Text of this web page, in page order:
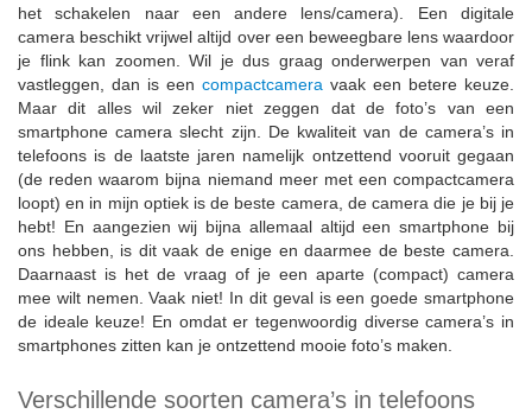
het schakelen naar een andere lens/camera). Een digitale
camera beschikt vrijwel altijd over een beweegbare lens waardoor
je flink kan zoomen. Wil je dus graag onderwerpen van veraf
vastleggen, dan is een compactcamera vaak een betere keuze.
Maar dit alles wil zeker niet zeggen dat de foto’s van een
smartphone camera slecht zijn. De kwaliteit van de camera’s in
telefoons is de laatste jaren namelijk ontzettend vooruit gegaan
(de reden waarom bijna niemand meer met een compactcamera
loopt) en in mijn optiek is de beste camera, de camera die je bij je
hebt! En aangezien wij bijna allemaal altijd een smartphone bij
ons hebben, is dit vaak de enige en daarmee de beste camera.
Daarnaast is het de vraag of je een aparte (compact) camera
mee wilt nemen. Vaak niet! In dit geval is een goede smartphone
de ideale keuze! En omdat er tegenwoordig diverse camera’s in
smartphones zitten kan je ontzettend mooie foto’s maken.
Verschillende soorten camera’s in telefoons